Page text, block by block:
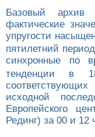
Базовый архив
фактические
упругости
пятилетний
синхронные по
тенденции в
исходной
Европейского
Рединг) за 00 и 12